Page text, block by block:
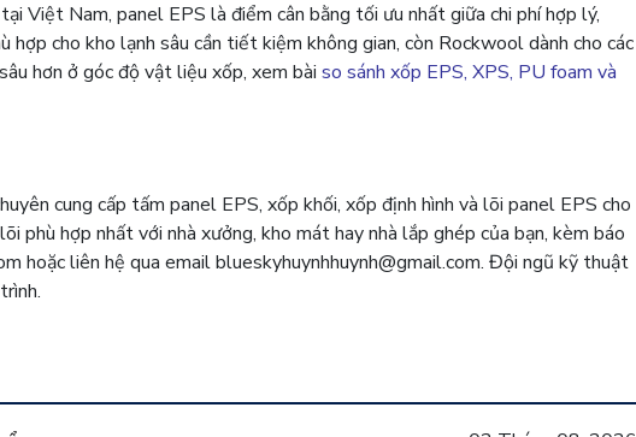
Việt Nam, panel EPS là điểm cân bằng tối ưu nhất giữa chi phí hợp lý,
cho kho lạnh sâu cần tiết kiệm không gian, còn Rockwool dành cho các
hơn ở góc độ vật liệu xốp, xem bài so sánh xốp EPS, XPS, PU foam và
cung cấp tấm panel EPS, xốp khối, xốp định hình và lõi panel EPS cho
phù hợp nhất với nhà xưởng, kho mát hay nhà lắp ghép của bạn, kèm báo
hoặc liên hệ qua email blueskyhuynhhuynh@gmail.com. Đội ngũ kỹ thuật